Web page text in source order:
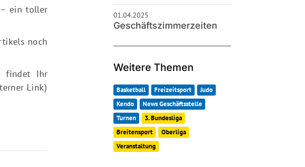
– ein toller
noch
findet Ihr
Link)
01.04.2025
Geschäftszimmerzeiten
Weitere Themen
Basketball Freizeitsport
Judo
Kendo
News Geschäftsstelle
Turnen
3. Bundesliga
Breitensport
Oberliga
Veranstaltung